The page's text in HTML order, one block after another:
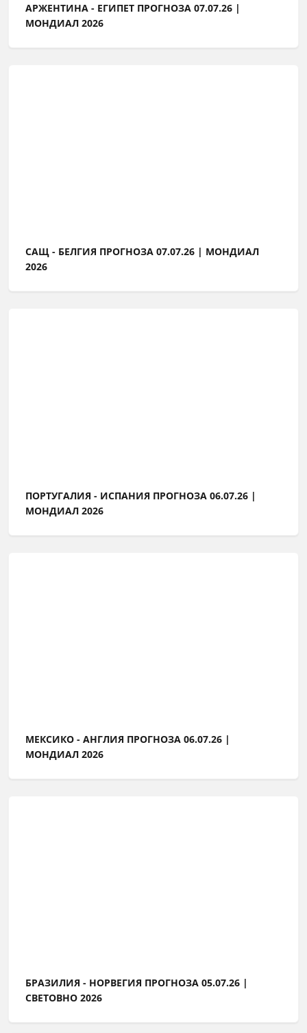
АРЖЕНТИНА - ЕГИПЕТ ПРОГНОЗА 07.07.26 |
МОНДИАЛ 2026
САЩ - БЕЛГИЯ ПРОГНОЗА 07.07.26 | МОНДИАЛ
2026
ПОРТУГАЛИЯ - ИСПАНИЯ ПРОГНОЗА 06.07.26 |
МОНДИАЛ 2026
МЕКСИКО - АНГЛИЯ ПРОГНОЗА 06.07.26 |
МОНДИАЛ 2026
БРАЗИЛИЯ - НОРВЕГИЯ ПРОГНОЗА 05.07.26 |
СВЕТОВНО 2026